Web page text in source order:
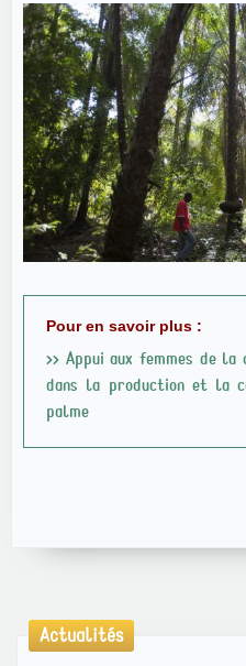
Pour en savoir plus :
>> Appui aux femmes de la
dans la production et la
palme
Actualités